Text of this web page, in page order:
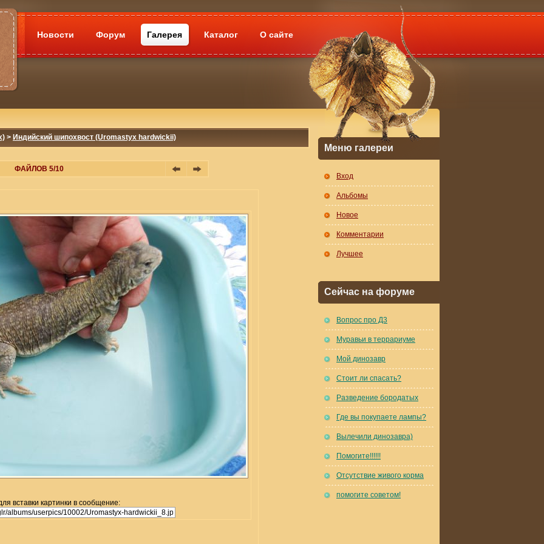
Новости Форум Галерея Каталог О сайте
> Индийский шипохвост (Uromastyx hardwickii)
ФАЙЛОВ 5/10
вставки картинки в сообщение:
Меню галереи
Вход
Альбомы
Новое
Комментарии
Лучшее
Сейчас на форуме
Вопрос про Д3
Муравьи в террариуме
Мой динозавр
Стоит ли спасать?
Разведение бородатых
Где вы покупаете лампы?
Вылечили динозавра)
Помогите!!!!!!
Отсутствие живого корма
помогите советом!